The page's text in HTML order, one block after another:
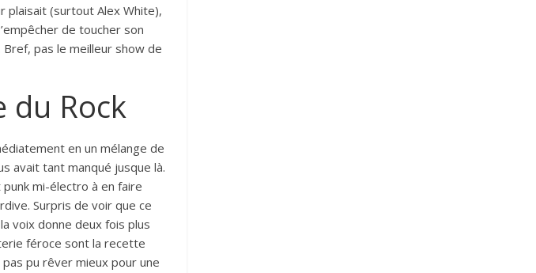
plaisait (surtout Alex White),
de toucher son
pas le meilleur show de
du Rock
en un mélange de
avait tant manqué jusque là.
mi-électro à en faire
Surpris de voir que ce
voix donne deux fois plus
féroce sont la recette
pu rêver mieux pour une